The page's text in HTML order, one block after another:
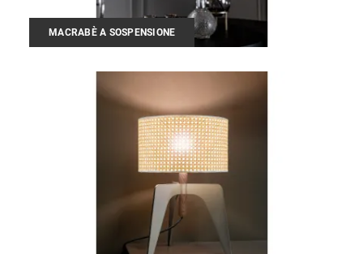
MACRABÈ A SOSPENSIONE